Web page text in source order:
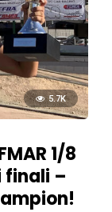
5.7K
1/8
finali –